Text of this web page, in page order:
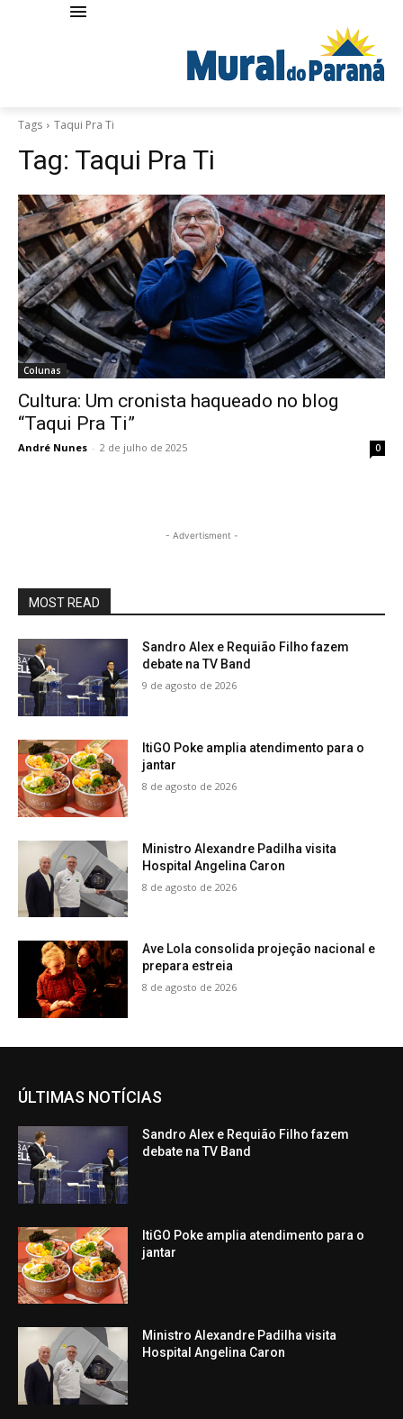
Tags Taqui Pra Ti
Tag: Taqui Pra Ti
Colunas
Cultura: Um cronista haqueado no blog
“Taqui Pra Ti”
André Nunes - 2 de julho de 2025 0
- Advertisment -
MOST READ
Sandro Alex e Requião Filho fazem
debate na TV Band
9 de agosto de 2026
ItiGO Poke amplia atendimento para o
jantar
8 de agosto de 2026
Ministro Alexandre Padilha visita
Hospital Angelina Caron
8 de agosto de 2026
Ave Lola consolida projeção nacional e
prepara estreia
8 de agosto de 2026
ÚLTIMAS NOTÍCIAS
Sandro Alex e Requião Filho fazem
debate na TV Band
ItiGO Poke amplia atendimento para o
jantar
Ministro Alexandre Padilha visita
Hospital Angelina Caron